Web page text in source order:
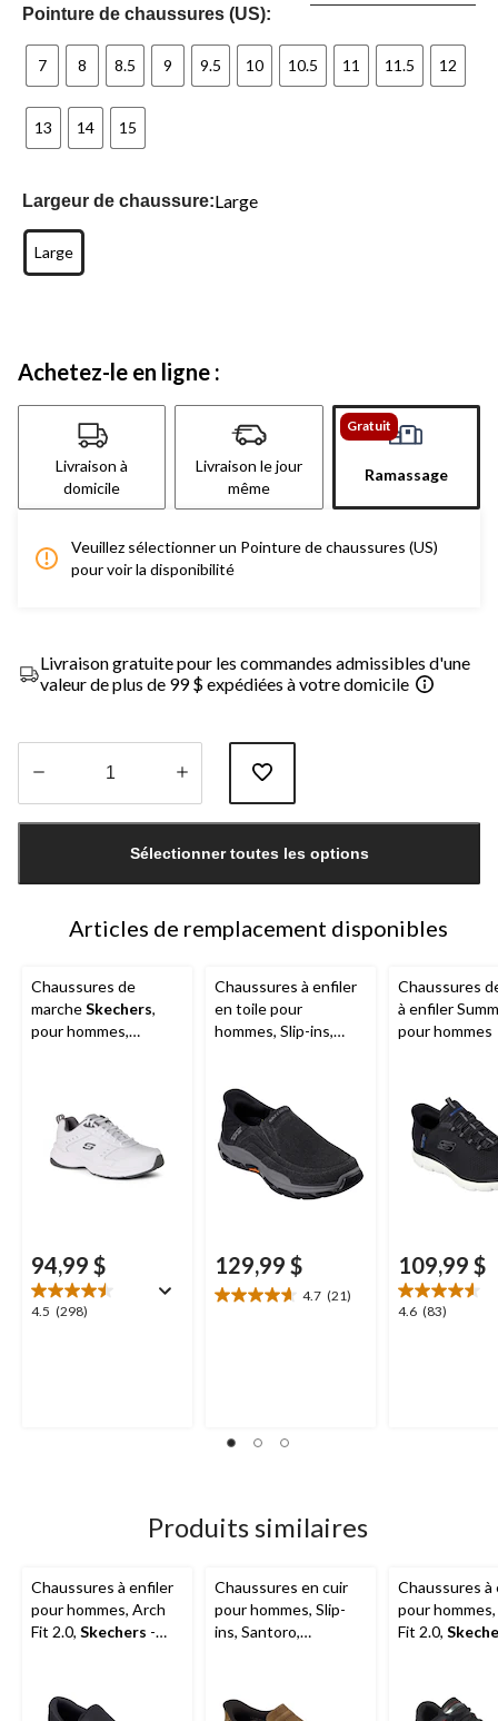
Pointure de chaussures (US):
7 8 8.5 9 9.5 10 10.5 11 11.5 12
13 14 15
Largeur de chaussure:Large
Large
Achetez-le en ligne :
Livraison à
domicile
Livraison le jour
même
Gratuit
Ramassage
Veuillez sélectionner un Pointure de chaussures (US)
pour voir la disponibilité
Livraison gratuite pour les commandes admissibles d'une
valeur de plus de 99 $ expédiées à votre domicile
jour
Sélectionner toutes les options
Articles de remplacement disponibles
Chaussures de
marcheSkechers,
pour hommes,
94,99 $
4.5 (298)
4.5
Chaussures à enfiler
en toile pour
hommes, Slip-ins,
129,99 $
4.7 (21)
4.7
Chaussures
à enfiler
pour hommes
109,99 $
4.6 (83)
4.6
Produits similaires
Chaussures à enfiler
pour hommes, Arch
Fit 2.0, Skechers -
Chaussures en cuir
pour hommes, Slip-
ins, Santoro,
Chaussures à
pour
Fit 2.0,